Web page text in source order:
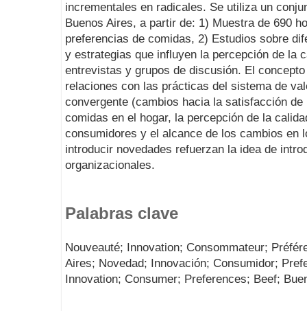
incrementales en radicales. Se utiliza un
Buenos Aires, a partir de: 1) Muestra de 690
preferencias de comidas, 2) Estudios sobre
y estrategias que influyen la percepción de la
entrevistas y grupos de discusión. El
relaciones con las prácticas del sistema de
convergente (cambios hacia la satisfacción
comidas en el hogar, la percepción de la
consumidores y el alcance de los cambios en
introducir novedades refuerzan la idea de
organizacionales.
Palabras clave
Nouveauté; Innovation; Consommateur;
Aires; Novedad; Innovación; Consumidor;
Innovation; Consumer; Preferences; Beef;